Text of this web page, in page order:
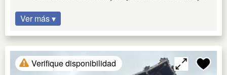
Ver más ▾
Verifique disponibilidad